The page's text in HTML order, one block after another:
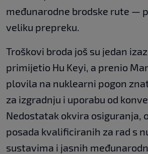
međunarodne brodske rute —
veliku prepreku.
Troškovi broda još su jedan
primijetio Hu Keyi, a prenio
plovila na nuklearni pogon
za izgradnju i uporabu od
Nedostatak okvira osiguranja,
posada kvalificiranih za rad s
sustavima i jasnih